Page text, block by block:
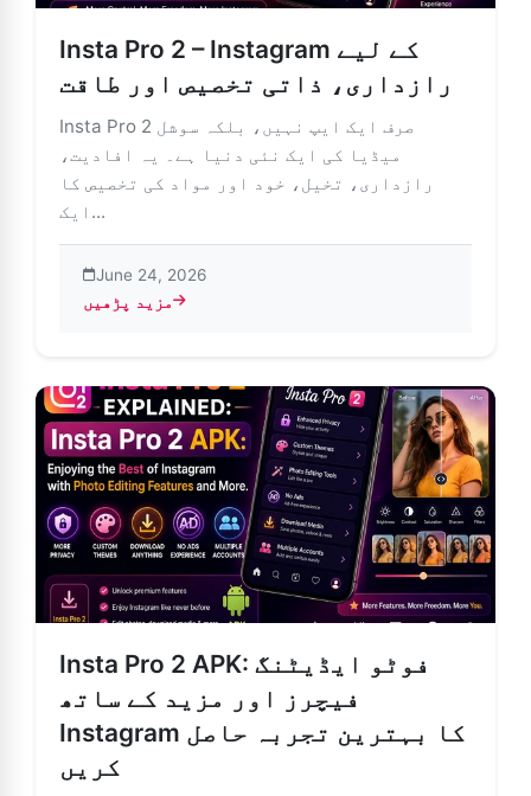
Insta Pro 2 – Instagram کے لیے
رازداری، ذاتی تخصیص اور طاقت
Insta Pro 2 صرف ایک ایپ نہیں، بلکہ سوشل
میڈیا کی ایک نئی دنیا ہے۔ یہ افادیت،
رازداری، تخیل، خود اور مواد کی تخصیص کا
ایک...
June 24, 2026
مزید پڑھیں
Insta Pro 2 APK: فوٹو ایڈیٹنگ
فیچرز اور مزید کے ساتھ
Instagram کا بہترین تجربہ حاصل
کریں